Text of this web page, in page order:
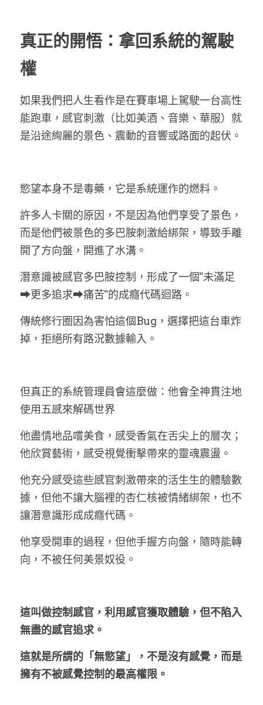
真正的開悟：拿回系統的駕駛
權
如果我們把人生看作是在賽車場上駕駛一台高性
能跑車，感官刺激（比如美酒、音樂、華服）就
是沿途絢麗的景色、震動的音響或路面的起伏。
慾望本身不是毒藥，它是系統運作的燃料。
許多人卡關的原因，不是因為他們享受了景色，
而是他們被景色的多巴胺刺激給綁架，導致手離
開了方向盤，開進了水溝。
潛意識被感官多巴胺控制，形成了一個"未滿足
➡更多追求➡痛苦"的成癮代碼迴路。
傳統修行圈因為害怕這個Bug，選擇把這台車炸
掉，拒絕所有路況數據輸入。
但真正的系統管理員會這麼做：他會全神貫注地
使用五感來解碼世界
他盡情地品嚐美食，感受香氣在舌尖上的層次；
他欣賞藝術，感受視覺衝擊帶來的靈魂震盪。
他充分感受這些感官刺激帶來的活生生的體驗數
據，但他不讓大腦裡的杏仁核被情緒綁架，也不
讓潛意識形成成癮代碼。
他享受開車的過程，但他手握方向盤，隨時能轉
向，不被任何美景奴役。
這叫做控制感官，利用感官獲取體驗，但不陷入
無盡的感官追求。
這就是所謂的「無慾望」 ， 不是沒有感覺，而是
擁有不被感覺控制的最高權限。